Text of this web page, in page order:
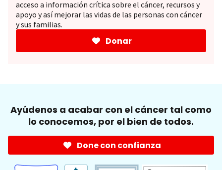
acceso a información crítica sobre el cáncer, recursos y
apoyo y así mejorar las vidas de las personas con cáncer
y sus familias.
Donar
Ayúdenos a acabar con el cáncer tal como
lo conocemos, por el bien de todos.
Done con confianza